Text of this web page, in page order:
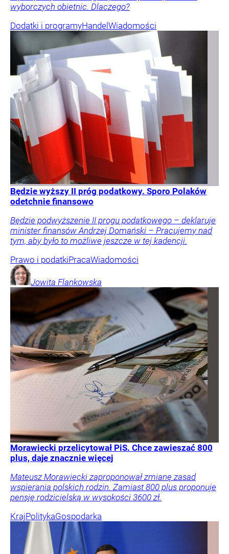
wyborczych obietnic. Dlaczego?
Dodatki i programyHandelWiadomości
Będzie wyższy II próg podatkowy. Sporo Polaków
odetchnie finansowo
Będzie podwyższenie II progu podatkowego – deklaruje
minister finansów Andrzej Domański – Pracujemy nad
tym, aby było to możliwe jeszcze w tej kadencji.
Prawo i podatkiPracaWiadomości
Jowita Flankowska
Morawiecki przelicytował PiS. Chce zawieszać 800
plus, daje znacznie więcej
Mateusz Morawiecki zaproponował zmianę zasad
wspierania polskich rodzin. Zamiast 800 plus proponuje
pensję rodzicielską w wysokości 3600 zł.
KrajPolitykaGospodarka